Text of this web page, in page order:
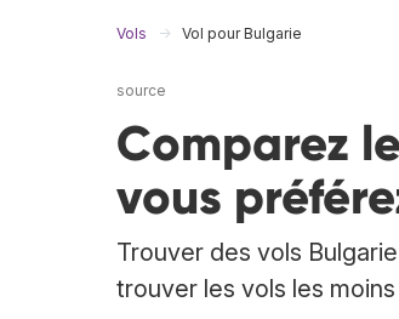
Vols Vol pour Bulgarie
source
Comparez
vous
Trouver des vols
trouver les vols les